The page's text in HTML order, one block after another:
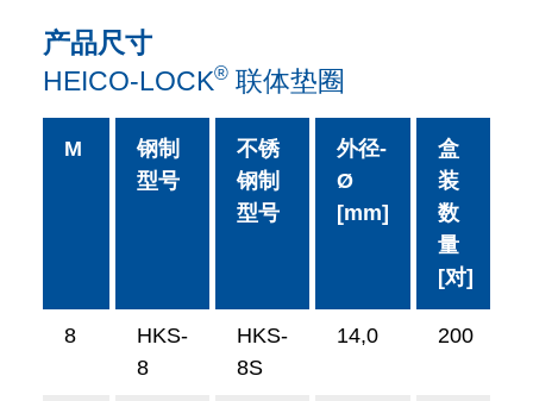
产品尺寸
HEICO-LOCK® 联体垫圈
M
钢制
型号
不锈
钢制
型号
外径-
Ø
[mm]
盒
装
数
量
[对]
8
HKS-
8
HKS-
8S
14,0 200